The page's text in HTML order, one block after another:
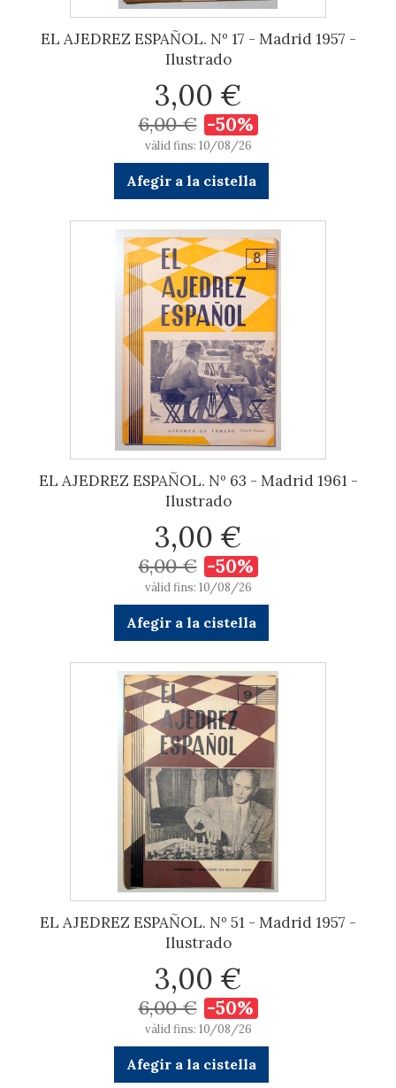
EL AJEDREZ ESPAÑOL. Nº 17 - Madrid 1957 -
Ilustrado
3,00 €
6,00 € -50%
vàlid fins: 10/08/26
Afegir a la cistella
EL AJEDREZ ESPAÑOL. Nº 63 - Madrid 1961 -
Ilustrado
3,00 €
6,00 € -50%
vàlid fins: 10/08/26
Afegir a la cistella
EL AJEDREZ ESPAÑOL. Nº 51 - Madrid 1957 -
Ilustrado
3,00 €
6,00 € -50%
vàlid fins: 10/08/26
Afegir a la cistella